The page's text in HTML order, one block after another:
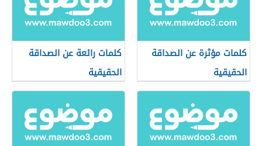
كلمات مؤثرة عن الصداقة
الحقيقية
كلمات رائعة عن الصداقة
الحقيقية